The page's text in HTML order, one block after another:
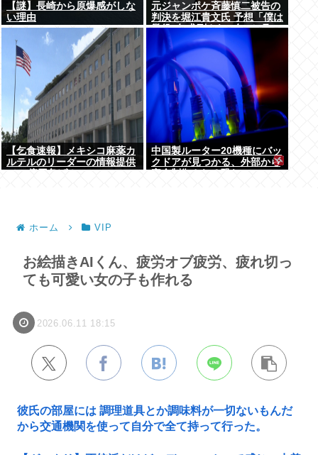
【謎】長崎から原爆感がしな
い理由
元ジャンポケ斉藤慎二被告の
判決を堀江貴文氏 予想「僕は
懲役4年求刑され 2年6か月の
実刑だったが…」
【乞食速報】メキシコ麻薬カ
ルテルのリーダーの情報提供
中国製ルーター20機種にバッ
クドアが見つかる、外部から
ホーム VIP
お絵描きAIくん、疲労オブ疲労、疲れ切っ
ても可愛い女の子も作れる
2026.06.11 18:15
彼氏の部屋には 調理道具とか調味料が一切ないもんだ
から交通機関を使って自分で全て持って行った。